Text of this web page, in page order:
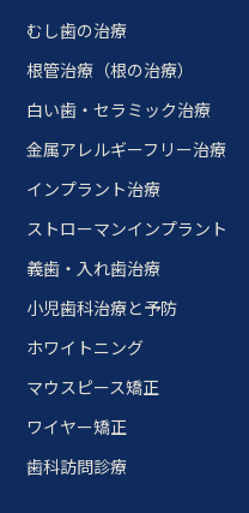
むし歯の治療
根管治療（根の治療）
白い歯・セラミック治療
金属アレルギーフリー治療
インプラント治療
ストローマンインプラント
義歯・入れ歯治療
小児歯科治療と予防
ホワイトニング
マウスピース矯正
ワイヤー矯正
歯科訪問診療